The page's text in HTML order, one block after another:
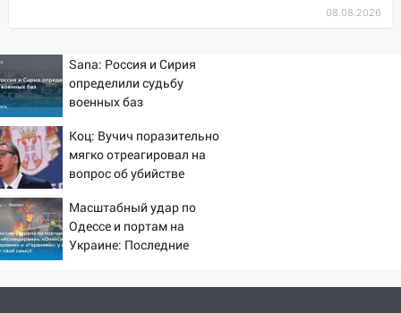
«Ульяновскалипсис»: последствия
Прогноз погоды в Ульяновской
области на 9 августа
16:34
Ульяновске отменили фестиваль «Наше
время»
16:17
Ульяновской области намолотил более
100 тысяч тонн зерна
15:17
08.08.2026
Sana: Россия и Сирия
определили судьбу
военных баз
Коц: Вучич поразительно
мягко отреагировал на
вопрос об убийстве
Масштабный удар по
Одессе и портам на
Украине: Последние